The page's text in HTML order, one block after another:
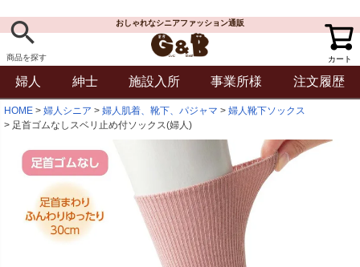
商品を探す
おしゃれなシニアファッション通販
カート
婦人 紳士 施設入所 事業所様 注文履歴
HOME 婦人シニア 婦人肌着、靴下、パジャマ
婦人靴下ソックス
足首ゴムなしスベリ止め付ソックス(婦人)